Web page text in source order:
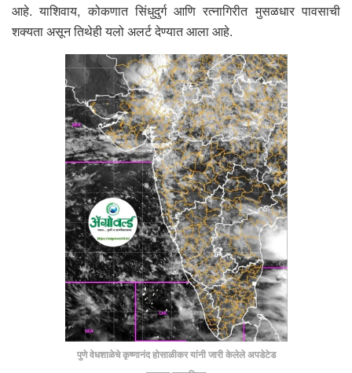
आहे. याशिवाय, कोकणात सिंधुदुर्ग आणि रत्नागिरीत मुसळधार पावसाची
शक्यता असून तिथेही यलो अलर्ट देण्यात आला आहे.
पुणे वेधशाळेचे कृष्णानंद होसाळीकर यांनी जारी केलेले अपडेटेड